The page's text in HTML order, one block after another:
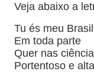
Veja abaixo a
Tu és meu Brasil
Em toda parte
Quer nas
Portentoso e